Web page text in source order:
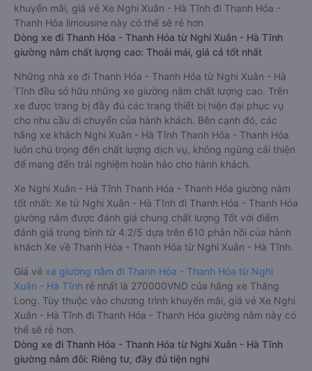
khuyến mãi, giá vé Xe Nghi Xuân - Hà Tĩnh đi Thanh Hóa -
Thanh Hóa limousine này có thể sẽ rẻ hơn
Dòng xe đi Thanh Hóa - Thanh Hóa từ Nghi Xuân - Hà Tĩnh
giường nằm chất lượng cao: Thoải mái, giá cả tốt nhất
Những nhà xe đi Thanh Hóa - Thanh Hóa từ Nghi Xuân - Hà
Tĩnh đều sở hữu những xe giường nằm chất lượng cao. Trên
xe được trang bị đầy đủ các trang thiết bị hiện đại phục vụ
cho nhu cầu di chuyển của hành khách. Bên cạnh đó, các
hãng xe khách Nghi Xuân - Hà Tĩnh Thanh Hóa - Thanh Hóa
luôn chú trọng đến chất lượng dịch vụ, không ngừng cải thiện
để mang đến trải nghiệm hoàn hảo cho hành khách.
Xe Nghi Xuân - Hà Tĩnh Thanh Hóa - Thanh Hóa giường nằm
tốt nhất: Xe từ Nghi Xuân - Hà Tĩnh đi Thanh Hóa - Thanh Hóa
giường nằm được đánh giá chung chất lượng Tốt với điểm
đánh giá trung bình từ 4.2/5 dựa trên 610 phản hồi của hành
khách Xe về Thanh Hóa - Thanh Hóa từ Nghi Xuân - Hà Tĩnh.
Giá vé xe giường nằm đi Thanh Hóa - Thanh Hóa từ Nghi
Xuân - Hà Tĩnh rẻ nhất là 270000VND của hãng xe Thăng
Long. Tùy thuộc vào chương trình khuyến mãi, giá vé Xe Nghi
Xuân - Hà Tĩnh đi Thanh Hóa - Thanh Hóa giường nằm này có
thể sẽ rẻ hơn.
Dòng xe đi Thanh Hóa - Thanh Hóa từ Nghi Xuân - Hà Tĩnh
giường nằm đôi: Riêng tư, đầy đủ tiện nghi